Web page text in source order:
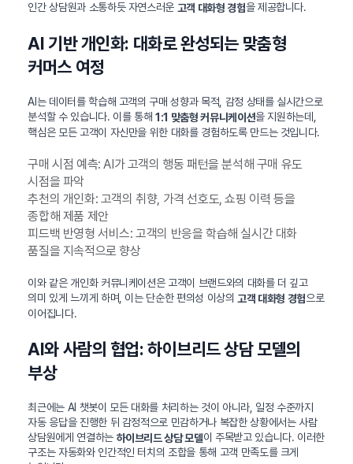
인간 상담원과 소통하듯 자연스러운 고객 대화형 경험을 제공합니다.
AI 기반 개인화: 대화로 완성되는 맞춤형
커머스 여정
AI는 데이터를 학습해 고객의 구매 성향과 목적, 감정 상태를 실시간으로
분석할 수 있습니다. 이를 통해1:1 맞춤형 커뮤니케이션을 지원하는데,
핵심은 모든 고객이 자신만을 위한 대화를 경험하도록 만드는 것입니다.
구매 시점 예측: AI가 고객의 행동 패턴을 분석해 구매 유도
시점을 파악
추천의 개인화: 고객의 취향, 가격 선호도, 쇼핑 이력 등을
종합해 제품 제안
피드백 반영형 서비스: 고객의 반응을 학습해 실시간 대화
품질을 지속적으로 향상
이와 같은 개인화 커뮤니케이션은 고객이 브랜드와의 대화를 더 깊고
의미 있게 느끼게 하며, 이는 단순한 편의성 이상의 고객 대화형 경험으로
이어집니다.
AI와 사람의 협업: 하이브리드 상담 모델의
부상
최근에는 AI 챗봇이 모든 대화를 처리하는 것이 아니라, 일정 수준까지
자동 응답을 진행한 뒤 감정적으로 민감하거나 복잡한 상황에서는 사람
상담원에게 연결하는 하이브리드 상담 모델이 주목받고 있습니다. 이러한
구조는 자동화와 인간적인 터치의 조합을 통해 고객 만족도를 크게